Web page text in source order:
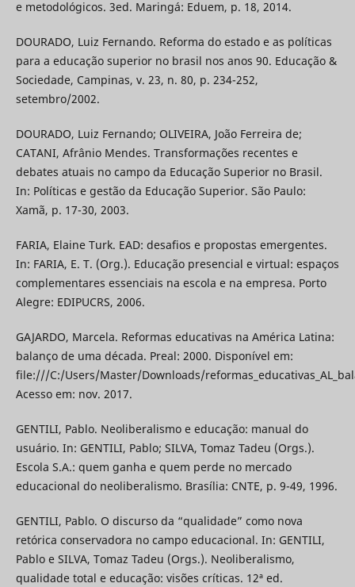
e metodológicos. 3ed. Maringá: Eduem, p. 18, 2014.
DOURADO, Luiz Fernando. Reforma do estado e as políticas
para a educação superior no brasil nos anos 90. Educação &
Sociedade, Campinas, v. 23, n. 80, p. 234-252,
setembro/2002.
DOURADO, Luiz Fernando; OLIVEIRA, João Ferreira de;
CATANI, Afrânio Mendes. Transformações recentes e
debates atuais no campo da Educação Superior no Brasil.
In: Políticas e gestão da Educação Superior. São Paulo:
Xamã, p. 17-30, 2003.
FARIA, Elaine Turk. EAD: desafios e propostas emergentes.
In: FARIA, E. T. (Org.). Educação presencial e virtual: espaços
complementares essenciais na escola e na empresa. Porto
Alegre: EDIPUCRS, 2006.
GAJARDO, Marcela. Reformas educativas na América Latina:
balanço de uma década. Preal: 2000. Disponível em:
file:///C:/Users/Master/Downloads/
Acesso em: nov. 2017.
GENTILI, Pablo. Neoliberalismo e educação: manual do
usuário. In: GENTILI, Pablo; SILVA, Tomaz Tadeu (Orgs.).
Escola S.A.: quem ganha e quem perde no mercado
educacional do neoliberalismo. Brasília: CNTE, p. 9-49, 1996.
GENTILI, Pablo. O discurso da “qualidade” como nova
retórica conservadora no campo educacional. In: GENTILI,
Pablo e SILVA, Tomaz Tadeu (Orgs.). Neoliberalismo,
qualidade total e educação: visões críticas. 12ª ed.